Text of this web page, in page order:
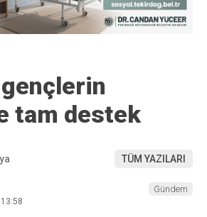
gençlerin
tam destek
TÜM YAZILARI
Gündem